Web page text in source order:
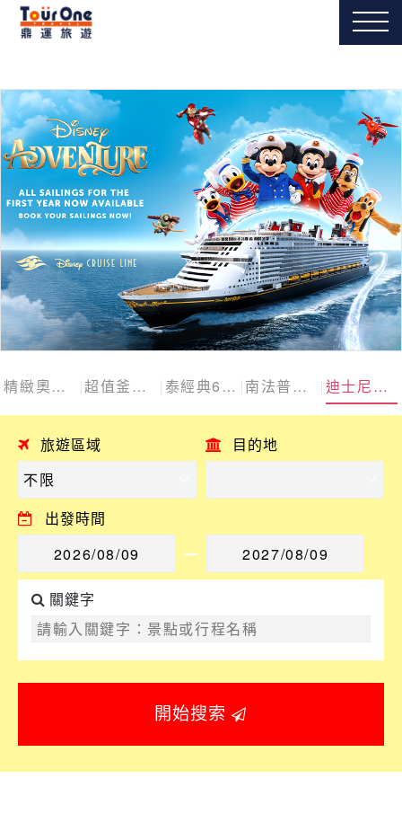
精緻奧捷斯匈四國 超值釜慶邱 泰經典6日 南法普羅旺斯10日 迪士尼探險號
旅遊區域 目的地
出發時間
關鍵字
開始搜索